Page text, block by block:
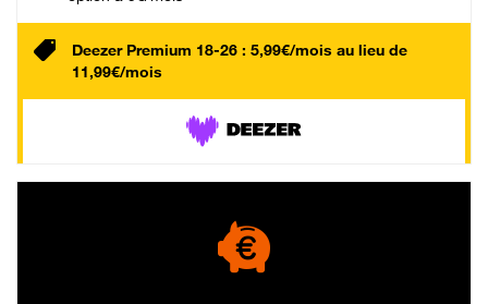
Deezer Premium 18-26 : 5,99€/mois au lieu de
11,99€/mois